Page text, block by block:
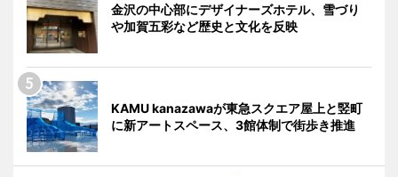
金沢の中心部にデザイナーズホテル、雪づり
や加賀五彩など歴史と文化を反映
KAMU kanazawaが東急スクエア屋上と竪町
に新アートスペース、3館体制で街歩き推進